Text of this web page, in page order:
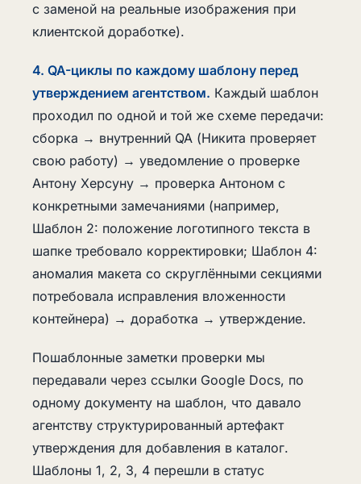
с заменой на реальные изображения при
клиентской доработке).
4. QA-циклы по каждому шаблону перед
утверждением агентством. Каждый шаблон
проходил по одной и той же схеме передачи:
сборка → внутренний QA (Никита проверяет
свою работу) → уведомление о проверке
Антону Херсуну → проверка Антоном с
конкретными замечаниями (например,
Шаблон 2: положение логотипного текста в
шапке требовало корректировки; Шаблон 4:
аномалия макета со скруглёнными секциями
потребовала исправления вложенности
контейнера) → доработка → утверждение.
Пошаблонные заметки проверки мы
передавали через ссылки Google Docs, по
одному документу на шаблон, что давало
агентству структурированный артефакт
утверждения для добавления в каталог.
Шаблоны 1, 2, 3, 4 перешли в статус